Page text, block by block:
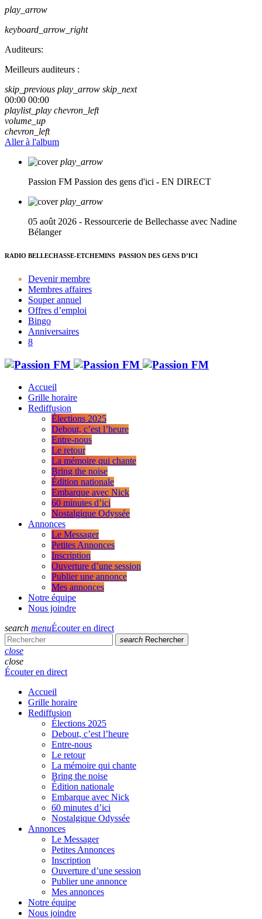
play_arrow
keyboard_arrow_right
Auditeurs:
Meilleurs auditeurs :
skip_previous play_arrow skip_next
00:00 00:00
playlist_play chevron_left
volume_up
chevron_left
Aller à l'album
play_arrow
Passion FM Passion des gens d'ici - EN DIRECT
play_arrow
05 août 2026 - Ressourcerie de Bellechasse avec Nadine
Bélanger
RADIO BELLECHASSE-ETCHEMINS PASSION DES GENS D’ICI
Devenir membre
Membres affaires
Souper annuel
Offres d’emploi
Bingo
Anniversaires
Accueil
Grille horaire
Rediffusion
Élections 2025
Debout, c’est l’heure
Entre-nous
Le retour
La mémoire qui chante
Bring the noise
Édition nationale
Embarque avec Nick
60 minutes d’ici
Nostalgique Odyssée
Annonces
Le Messager
Petites Annonces
Inscription
Ouverture d’une session
Publier une annonce
Mes annonces
Notre équipe
Nous joindre
search menuÉcouter en direct
search Rechercher
close
close
Écouter en direct
Accueil
Grille horaire
Rediffusion
Élections 2025
Debout, c’est l’heure
Entre-nous
Le retour
La mémoire qui chante
Bring the noise
Édition nationale
Embarque avec Nick
60 minutes d’ici
Nostalgique Odyssée
Annonces
Le Messager
Petites Annonces
Inscription
Ouverture d’une session
Publier une annonce
Mes annonces
Notre équipe
Nous joindre